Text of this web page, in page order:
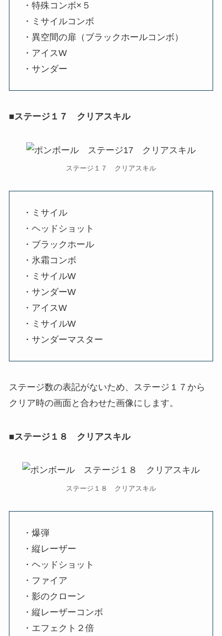
・特殊コンボ×５
・ミサイルコンボ
・異空間の扉（ブラックホールコンボ）
・アイスW
・サンダー
■ステージ１７ クリアスキル
ステージ１７ クリアスキル
・ミサイル
・ヘッドショット
・ブラックホール
・氷霜コンボ
・ミサイルW
・サンダーW
・アイスW
・ミサイルW
・サンダーマスター
ステージ数の表記がないため、ステージ１７から
クリア時の画面と合わせた画像にします。
■ステージ１８ クリアスキル
ステージ１８ クリアスキル
・爆弾
・縦レーザー
・ヘッドショット
・ファイア
・影のクローン
・縦レーザーコンボ
・エフェクト２倍